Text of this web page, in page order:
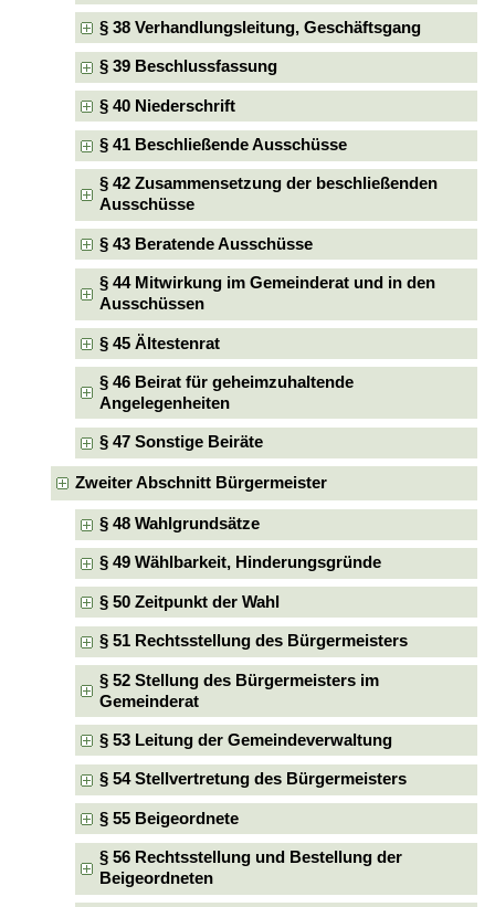
§ 38 Verhandlungsleitung, Geschäftsgang
§ 39 Beschlussfassung
§ 40 Niederschrift
§ 41 Beschließende Ausschüsse
§ 42 Zusammensetzung der beschließenden
Ausschüsse
§ 43 Beratende Ausschüsse
§ 44 Mitwirkung im Gemeinderat und in den
Ausschüssen
§ 45 Ältestenrat
§ 46 Beirat für geheimzuhaltende
Angelegenheiten
§ 47 Sonstige Beiräte
Zweiter Abschnitt Bürgermeister
§ 48 Wahlgrundsätze
§ 49 Wählbarkeit, Hinderungsgründe
§ 50 Zeitpunkt der Wahl
§ 51 Rechtsstellung des Bürgermeisters
§ 52 Stellung des Bürgermeisters im
Gemeinderat
§ 53 Leitung der Gemeindeverwaltung
§ 54 Stellvertretung des Bürgermeisters
§ 55 Beigeordnete
§ 56 Rechtsstellung und Bestellung der
Beigeordneten